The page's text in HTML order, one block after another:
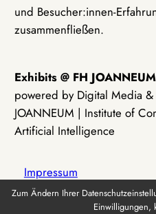
und Besucher:innen-
zusammenfließen.
Exhibits @ FH JOANNEUM
powered by Digital Media &
JOANNEUM | Institute of
Artificial Intelligence
Impressum
Zum Ändern Ihrer
Einwilligungen,